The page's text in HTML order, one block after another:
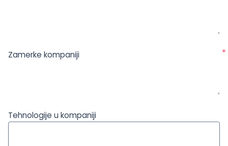
Zamerke kompaniji *
Tehnologije u kompaniji